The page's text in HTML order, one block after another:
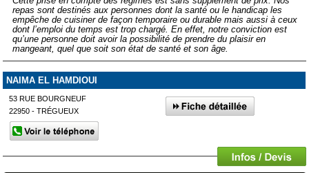
repas sont destinés aux personnes dont la santé ou le handicap les
empêche de cuisiner de façon temporaire ou durable mais aussi à ceux
dont l’emploi du temps est trop chargé. En effet, notre conviction est
qu’une personne doit avoir la possibilité de prendre du plaisir en
mangeant, quel que soit son état de santé et son âge.
NAIMA EL HAMDIOUI
53 RUE BOURGNEUF
22950 - TRÉGUEUX